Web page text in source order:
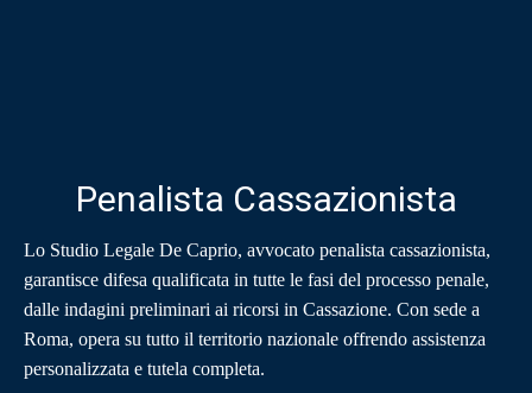
Penalista Cassazionista
Lo Studio Legale De Caprio, avvocato penalista cassazionista,
garantisce difesa qualificata in tutte le fasi del processo penale,
dalle indagini preliminari ai ricorsi in Cassazione. Con sede a
Roma, opera su tutto il territorio nazionale offrendo assistenza
personalizzata e tutela completa.